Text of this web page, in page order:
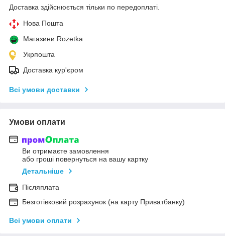
Доставка здійснюється тільки по передоплаті.
Нова Пошта
Магазини Rozetka
Укрпошта
Доставка кур'єром
Всі умови доставки
Умови оплати
Ви отримаєте замовлення
або гроші повернуться на вашу картку
Детальніше
Післяплата
Безготівковий розрахунок (на карту Приватбанку)
Всі умови оплати